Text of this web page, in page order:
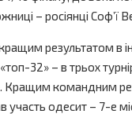
– росіянці Соф’ї
результатом в
32» – в трьох
Кращим командним
участь одесит – 7-е